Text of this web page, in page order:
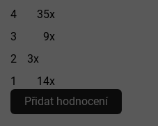
4
35x
3
9x
2
3x
1
14x
Přidat hodnocení